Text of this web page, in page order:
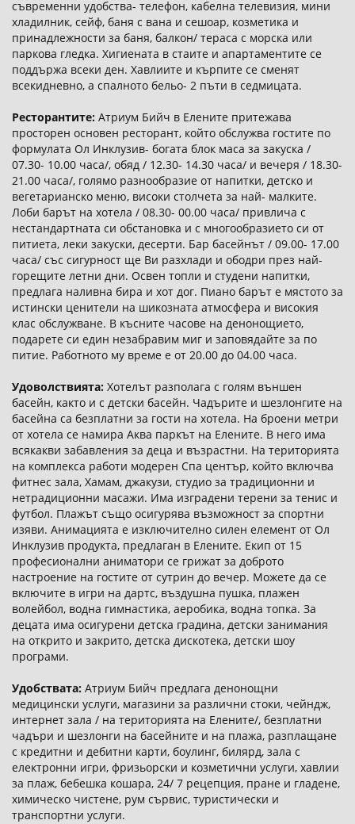
съвременни удобства- телефон, кабелна телевизия, мини
хладилник, сейф, баня с вана и сешоар, козметика и
принадлежности за баня, балкон/ тераса с морска или
паркова гледка. Хигиената в стаите и апартаментите се
поддържа всеки ден. Хавлиите и кърпите се сменят
всекидневно, а спалното бельо- 2 пъти в седмицата.
Ресторантите: Атриум Бийч в Елените притежава
просторен основен ресторант, който обслужва гостите по
формулата Ол Инклузив- богата блок маса за закуска /
07.30- 10.00 часа/, обяд / 12.30- 14.30 часа/ и вечеря / 18.30-
21.00 часа/, голямо разнообразие от напитки, детско и
вегетарианско меню, високи столчета за най- малките.
Лоби барът на хотела / 08.30- 00.00 часа/ привлича с
нестандартната си обстановка и с многообразието си от
питиета, леки закуски, десерти. Бар басейнът / 09.00- 17.00
часа/ със сигурност ще Ви разхлади и ободри през най-
горещите летни дни. Освен топли и студени напитки,
предлага наливна бира и хот дог. Пиано барът е мястото за
истински ценители на шикозната атмосфера и високия
клас обслужване. В късните часове на денонощието,
подарете си един незабравим миг и заповядайте за по
питие. Работното му време е от 20.00 до 04.00 часа.
Удоволствията: Хотелът разполага с голям външен
басейн, както и с детски басейн. Чадърите и шезлонгите на
басейна са безплатни за гости на хотела. На броени метри
от хотела се намира Аква паркът на Елените. В него има
всякакви забавления за деца и възрастни. На територията
на комплекса работи модерен Спа център, който включва
фитнес зала, Хамам, джакузи, студио за традиционни и
нетрадиционни масажи. Има изградени терени за тенис и
футбол. Плажът също осигурява възможност за спортни
изяви. Анимацията е изключително силен елемент от Ол
Инклузив продукта, предлаган в Елените. Екип от 15
професионални аниматори се грижат за доброто
настроение на гостите от сутрин до вечер. Можете да се
включите в игри на дартс, въздушна пушка, плажен
волейбол, водна гимнастика, аеробика, водна топка. За
децата има осигурени детска градина, детски занимания
на открито и закрито, детска дискотека, детски шоу
програми.
Удобствата: Атриум Бийч предлага денонощни
медицински услуги, магазини за различни стоки, чейндж,
интернет зала / на територията на Елените/, безплатни
чадъри и шезлонги на басейните и на плажа, разплащане
с кредитни и дебитни карти, боулинг, билярд, зала с
електронни игри, фризьорски и козметични услуги, хавлии
за плаж, бебешка кошара, 24/ 7 рецепция, пране и гладене,
химическо чистене, рум сървис, туристически и
транспортни услуги.